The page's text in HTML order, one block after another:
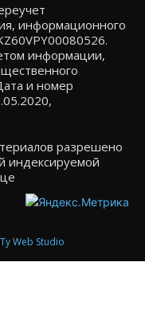
информационного
информации,
и номер
разрешено
индексируемой
Web Studio